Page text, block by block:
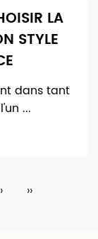
LA
STYLE
dans tant
...
› ››